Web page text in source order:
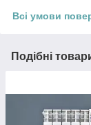
Всі умови
Подібні